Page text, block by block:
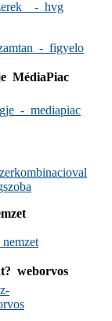
_hvg
_figyelo
 MédiaPiac
_mediapiac
 weborvos